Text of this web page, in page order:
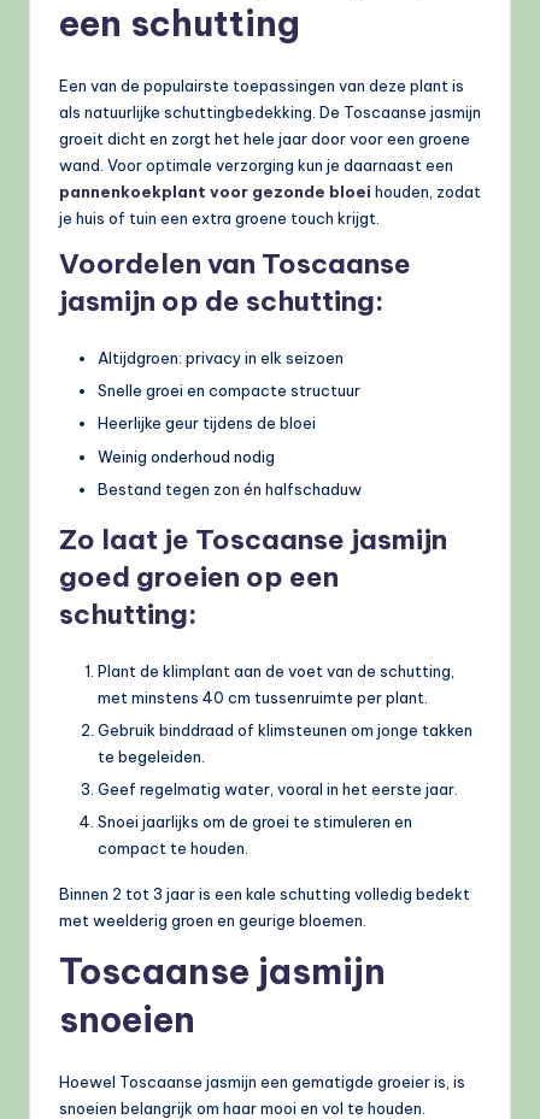
een schutting
Een van de populairste toepassingen van deze plant is
als natuurlijke schuttingbedekking. De Toscaanse jasmijn
groeit dicht en zorgt het hele jaar door voor een groene
wand. Voor optimale verzorging kun je daarnaast een
pannenkoekplant voor gezonde bloei houden, zodat
je huis of tuin een extra groene touch krijgt.
Voordelen van Toscaanse
jasmijn op de schutting:
Altijdgroen: privacy in elk seizoen
Snelle groei en compacte structuur
Heerlijke geur tijdens de bloei
Weinig onderhoud nodig
Bestand tegen zon én halfschaduw
Zo laat je Toscaanse jasmijn
goed groeien op een
schutting:
Plant de klimplant aan de voet van de schutting,
met minstens 40 cm tussenruimte per plant.
Gebruik binddraad of klimsteunen om jonge takken
te begeleiden.
Geef regelmatig water, vooral in het eerste jaar.
Snoei jaarlijks om de groei te stimuleren en
compact te houden.
Binnen 2 tot 3 jaar is een kale schutting volledig bedekt
met weelderig groen en geurige bloemen.
Toscaanse jasmijn
snoeien
Hoewel Toscaanse jasmijn een gematigde groeier is, is
snoeien belangrijk om haar mooi en vol te houden.